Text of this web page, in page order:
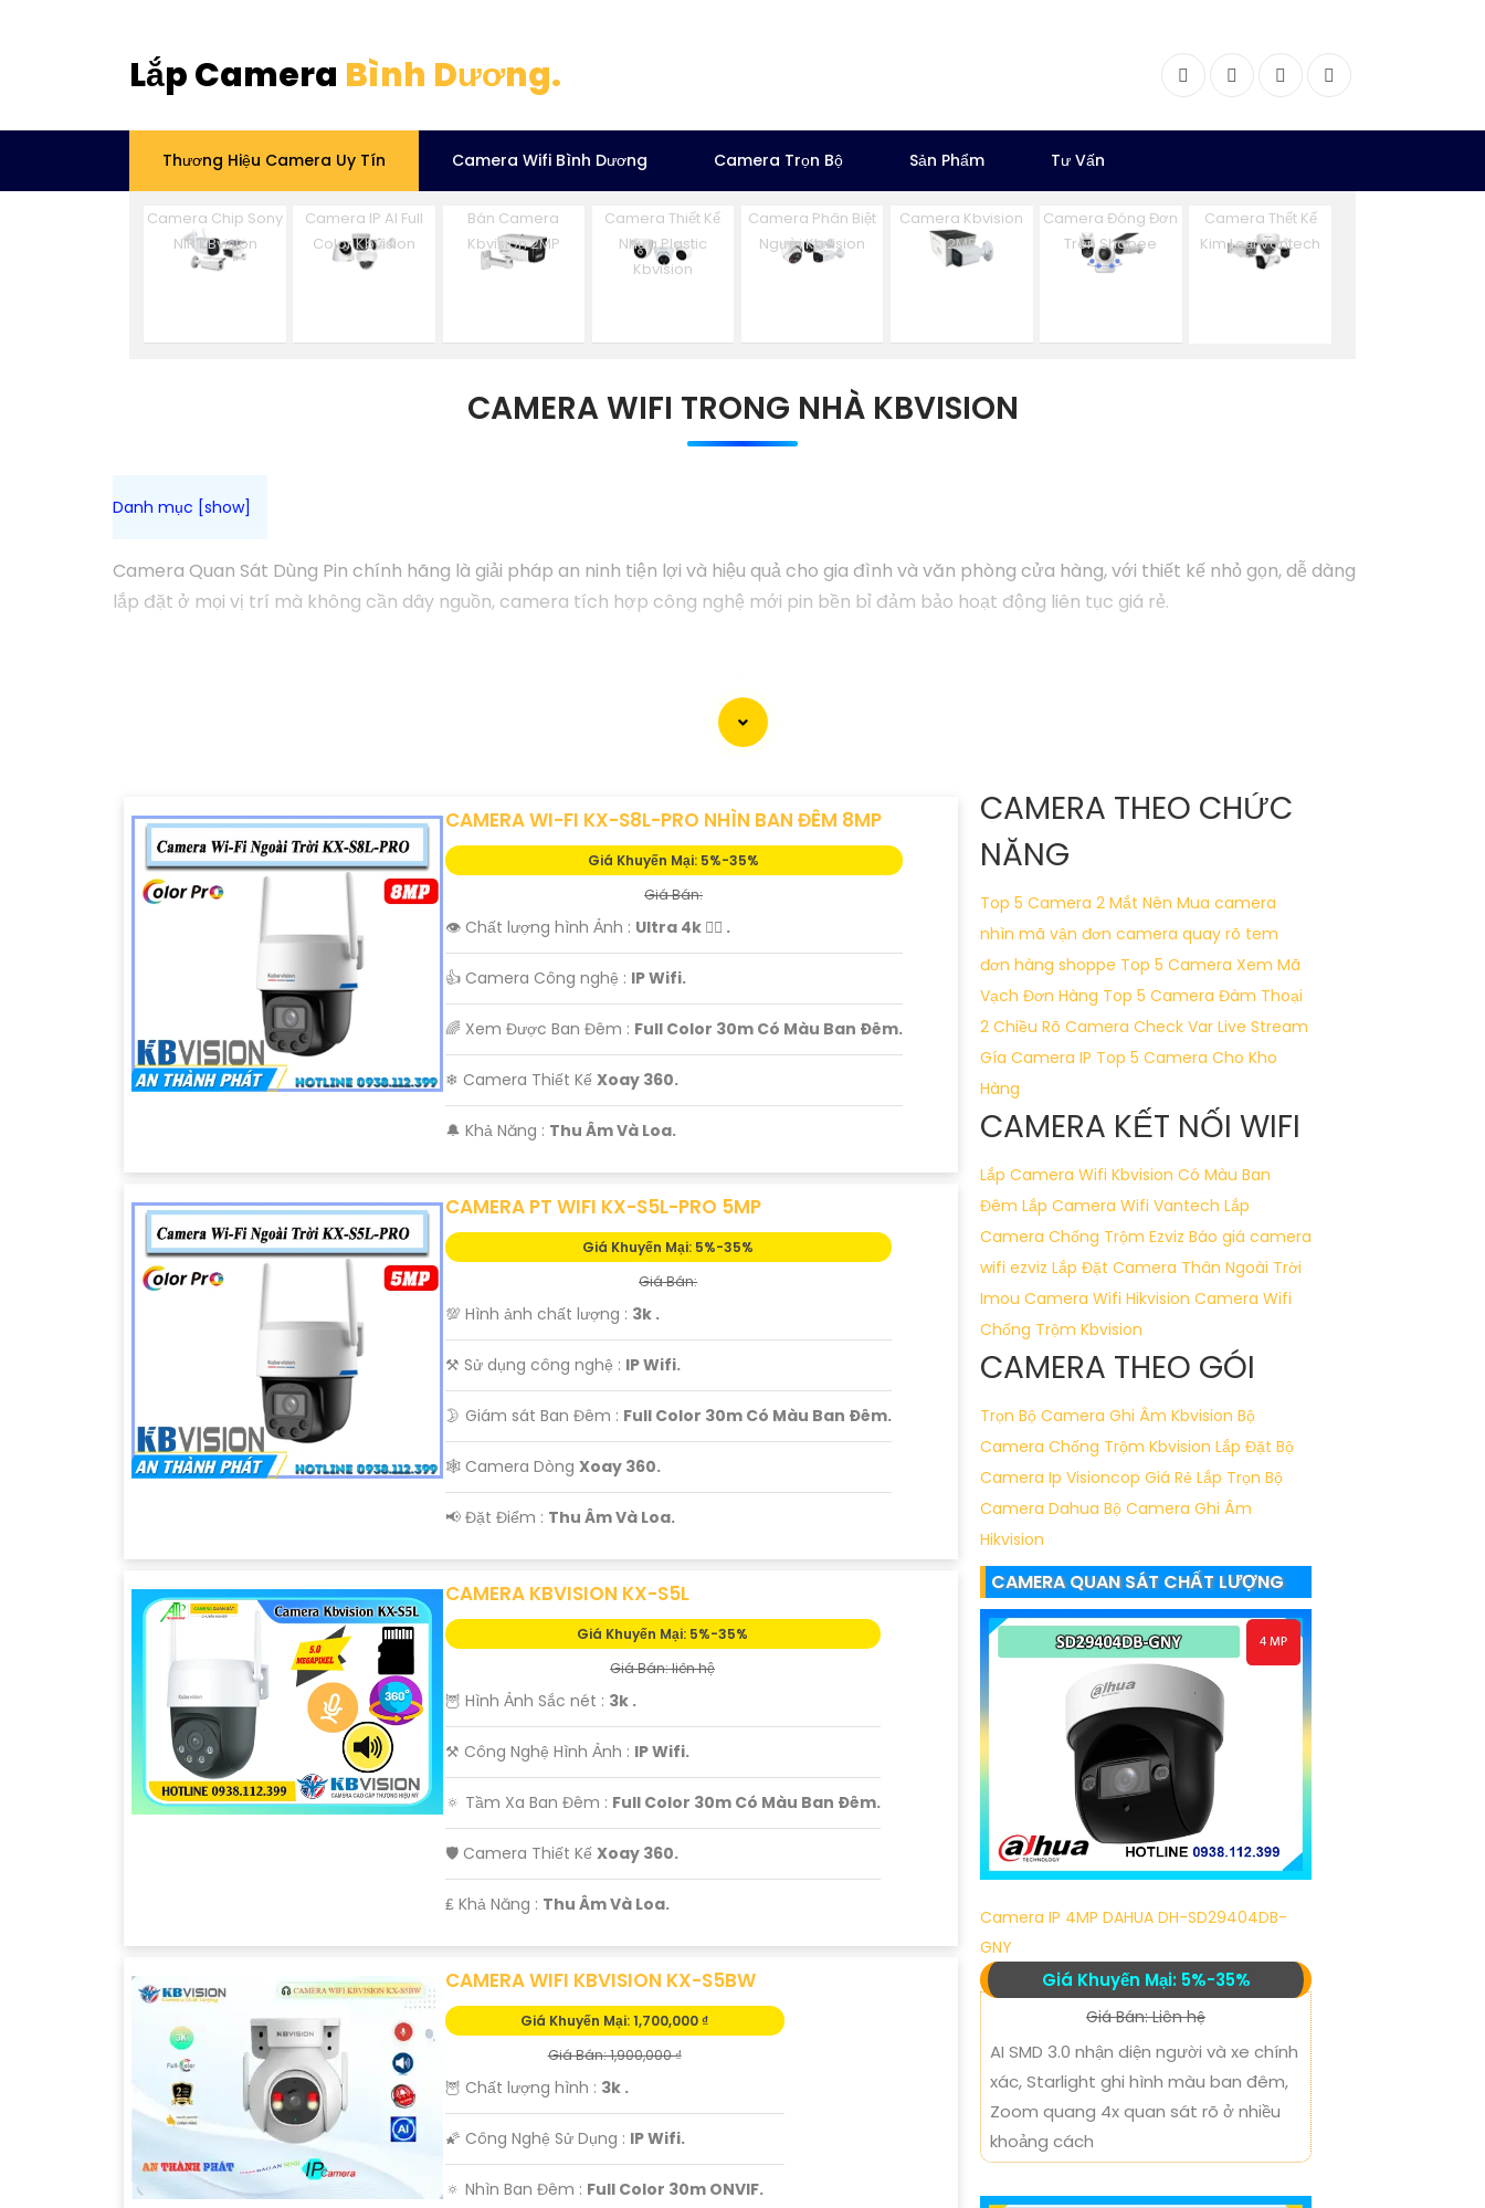
Lắp Camera Bình Dương. FacebookTwitter InstagramDribbble
Thương Hiệu Camera Uy Tín Camera Wifi Bình Dương Camera Trọn Bộ Sản Phẩm Tư Vấn
Camera Chip Sony
NIR KBvision
Camera IP AI Full
Color Kbvision
Bán Camera
Kbvision 2MP
Camera Thiết Kế
Nhựa Plastic
Kbvision
Camera Phân Biệt
Người Kbvision
Camera Kbvision
2MP
Camera Đóng Đơn
Trên Shopee
Camera Thết Kế
Kim Loại Vantech
CAMERA WIFI TRONG NHÀ KBVISION
Camera Quan Sát Dùng Pin chính hãng là giải pháp an ninh tiện lợi và hiệu quả cho gia đình và văn phòng cửa hàng, với thiết kế nhỏ gọn, dễ dàng
lắp đặt ở mọi vị trí mà không cần dây nguồn, camera tích hợp công nghệ mới pin bền bỉ đảm bảo hoạt động liên tục giá rẻ.
CAMERA WI-FI KX-S8L-PRO NHÌN BAN ĐÊM 8MP
Giá Khuyến Mại: 5%-35%
Giá Bán:
👁 Chất lượng hình Ảnh : Ultra 4k 👍🏾 .
👍 Camera Công nghệ : IP Wifi.
🌈 Xem Được Ban Đêm : Full Color 30m Có Màu Ban Ðêm.
❄ Camera Thiết Kế Xoay 360.
️🔔 Khả Năng : Thu Âm Và Loa.
CAMERA PT WIFI KX-S5L-PRO 5MP
Giá Khuyến Mại: 5%-35%
Giá Bán:
💯 Hình ảnh chất lượng : 3k .
⚒ Sử dụng công nghệ : IP Wifi.
🌛 Giám sát Ban Đêm : Full Color 30m Có Màu Ban Ðêm.
🕸️ Camera Dòng Xoay 360.
️📢 Đặt Điểm : Thu Âm Và Loa.
CAMERA KBVISION KX-S5L
Giá Khuyến Mại: 5%-35%
Giá Bán: liên hệ
🦉 Hình Ảnh Sắc nét : 3k .
⚒ Công Nghệ Hình Ảnh : IP Wifi.
🔅 Tầm Xa Ban Đêm : Full Color 30m Có Màu Ban Ðêm.
🛡 Camera Thiết Kế Xoay 360.
️₤ Khả Năng : Thu Âm Và Loa.
CAMERA WIFI KBVISION KX-S5BW
Giá Khuyến Mại: 1,700,000 ₫
Giá Bán: 1,900,000 ₫
🦉 Chất lượng hình : 3k .
🌠 Công Nghệ Sử Dụng : IP Wifi.
🔅 Nhìn Ban Đêm : Full Color 30m ONVIF.
CAMERA THEO CHỨC
NĂNG
Top 5 Camera 2 Mắt Nên Mua camera
nhìn mã vận đơn camera quay rõ tem
đơn hàng shoppe Top 5 Camera Xem Mã
Vạch Đơn Hàng Top 5 Camera Đàm Thoại
2 Chiều Rõ Camera Check Var Live Stream
Gía Camera IP Top 5 Camera Cho Kho
Hàng
CAMERA KẾT NỐI WIFI
Lắp Camera Wifi Kbvision Có Màu Ban
Đêm Lắp Camera Wifi Vantech Lắp
Camera Chống Trộm Ezviz Báo giá camera
wifi ezviz Lắp Đặt Camera Thân Ngoài Trời
Imou Camera Wifi Hikvision Camera Wifi
Chống Trộm Kbvision
CAMERA THEO GÓI
Trọn Bộ Camera Ghi Âm Kbvision Bộ
Camera Chống Trộm Kbvision Lắp Đặt Bộ
Camera Ip Visioncop Giá Rẻ Lắp Trọn Bộ
Camera Dahua Bộ Camera Ghi Âm
Hikvision
CAMERA QUAN SÁT CHẤT LƯỢNG
Camera IP 4MP DAHUA DH-SD29404DB-
GNY
Giá Khuyến Mại: 5%-35%
Giá Bán: Liên hệ
AI SMD 3.0 nhận diện người và xe chính
xác, Starlight ghi hình màu ban đêm,
Zoom quang 4x quan sát rõ ở nhiều
khoảng cách